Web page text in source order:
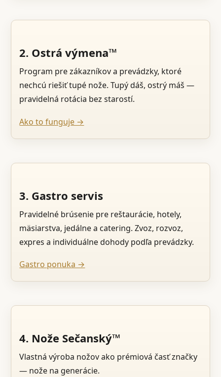
2. Ostrá výmena™
Program pre zákazníkov a prevádzky, ktoré
nechcú riešiť tupé nože. Tupý dáš, ostrý máš —
pravidelná rotácia bez starostí.
Ako to funguje →
3. Gastro servis
Pravidelné brúsenie pre reštaurácie, hotely,
mäsiarstva, jedálne a catering. Zvoz, rozvoz,
expres a individuálne dohody podľa prevádzky.
Gastro ponuka →
4. Nože Sečanský™
Vlastná výroba nožov ako prémiová časť značky
— nože na generácie.